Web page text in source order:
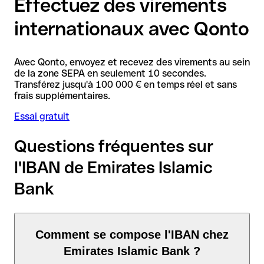
Effectuez des virements
internationaux avec Qonto
Avec Qonto, envoyez et recevez des virements au sein
de la zone SEPA en seulement 10 secondes.
Transférez jusqu'à 100 000 € en temps réel et sans
frais supplémentaires.
Essai gratuit
Questions fréquentes sur
l'IBAN de Emirates Islamic
Bank
Comment se compose l'IBAN chez
Emirates Islamic Bank ?